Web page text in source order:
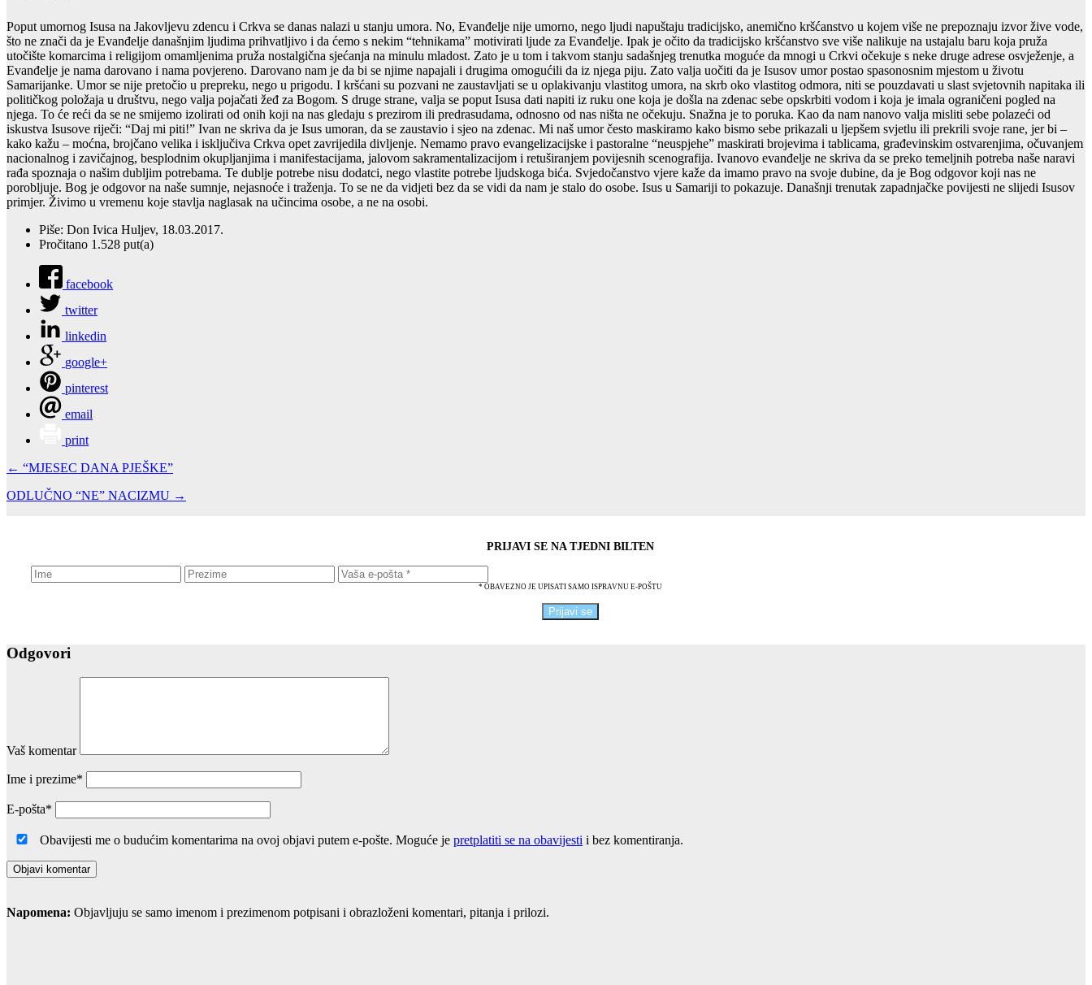
Poput umornog Isusa na Jakovljevu zdencu i Crkva se danas nalazi u stanju umora. No, Evanđelje nije umorno, nego ljudi napuštaju tradicijsko, anemično kršćanstvo u kojem više ne prepoznaju izvor žive vode,
što ne znači da je Evanđelje današnjim ljudima prihvatljivo i da ćemo s nekim “tehnikama” motivirati ljude za Evanđelje. Ipak je očito da tradicijsko kršćanstvo sve više nalikuje na ustajalu baru koja pruža
utočište komarcima i religijom omamljenima pruža nostalgična sjećanja na minulu mladost. Zato je u tom i takvom stanju sadašnjeg trenutka moguće da mnogi u Crkvi očekuje s neke druge adrese osvježenje, a
Evanđelje je nama darovano i nama povjereno. Darovano nam je da bi se njime napajali i drugima omogućili da iz njega piju. Zato valja uočiti da je Isusov umor postao spasonosnim mjestom u životu
Samarijanke. Umor se nije pretočio u prepreku, nego u prigodu. I kršćani su pozvani ne zaustavljati se u oplakivanju vlastitog umora, na skrb oko vlastitog odmora, niti se pouzdavati u slast svjetovnih napitaka ili
političkog položaja u društvu, nego valja pojačati žeđ za Bogom. S druge strane, valja se poput Isusa dati napiti iz ruku one koja je došla na zdenac sebe opskrbiti vodom i koja je imala ograničeni pogled na
njega. To će reći da se ne smijemo izolirati od onih koji na nas gledaju s prezirom ili predrasudama, odnosno od nas ništa ne očekuju. Snažna je to poruka. Kao da nam nanovo valja misliti sebe polazeći od
iskustva Isusove riječi: “Daj mi piti!” Ivan ne skriva da je Isus umoran, da se zaustavio i sjeo na zdenac. Mi naš umor često maskiramo kako bismo sebe prikazali u ljepšem svjetlu ili prekrili svoje rane, jer bi –
kako kažu – moćna, brojčano velika i isključiva Crkva opet zavrijedila divljenje. Nemamo pravo evangelizacijske i pastoralne “neuspjehe” maskirati brojevima i tablicama, građevinskim ostvarenjima, očuvanjem
nacionalnog i zavičajnog, besplodnim okupljanjima i manifestacijama, jalovom sakramentalizacijom i retuširanjem povijesnih scenografija. Ivanovo evanđelje ne skriva da se preko temeljnih potreba naše naravi
rađa spoznaja o našim dubljim potrebama. Te dublje potrebe nisu dodatci, nego vlastite potrebe ljudskoga bića. Svjedočanstvo vjere kaže da imamo pravo na svoje dubine, da je Bog odgovor koji nas ne
porobljuje. Bog je odgovor na naše sumnje, nejasnoće i traženja. To se ne da vidjeti bez da se vidi da nam je stalo do osobe. Isus u Samariji to pokazuje. Današnji trenutak zapadnjačke povijesti ne slijedi Isusov
primjer. Živimo u vremenu koje stavlja naglasak na učincima osobe, a ne na osobi.
Piše: Don Ivica Huljev, 18.03.2017.
Pročitano 1.528 put(a)
facebook
twitter
linkedin
google+
pinterest
email
print
← “MJESEC DANA PJEŠKE”
ODLUČNO “NE” NACIZMU →
PRIJAVI SE NA TJEDNI BILTEN
* OBAVEZNO JE UPISATI SAMO ISPRAVNU E-POŠTU
Odgovori
Vaš komentar
Ime i prezime*
E-pošta*
Obavijesti me o budućim komentarima na ovoj objavi putem e-pošte. Moguće je pretplatiti se na obavijesti i bez komentiranja.
Napomena: Objavljuju se samo imenom i prezimenom potpisani i obrazloženi komentari, pitanja i prilozi.